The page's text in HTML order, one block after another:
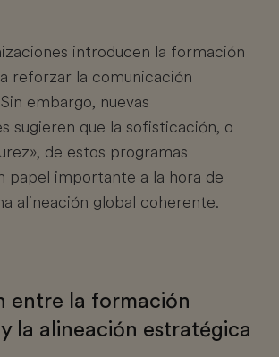
introducen la formación
reforzar la comunicación
embargo, nuevas
sugieren que la sofisticación, o
de estos programas
papel importante a la hora de
alineación global coherente.
entre la formación
la alineación estratégica